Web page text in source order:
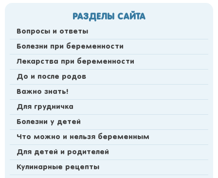
РАЗДЕЛЫ САЙТА
Вопросы и ответы
Болезни при беременности
Лекарства при беременности
До и после родов
Важно знать!
Для грудничка
Болезни у детей
Что можно и нельзя беременным
Для детей и родителей
Кулинарные рецепты